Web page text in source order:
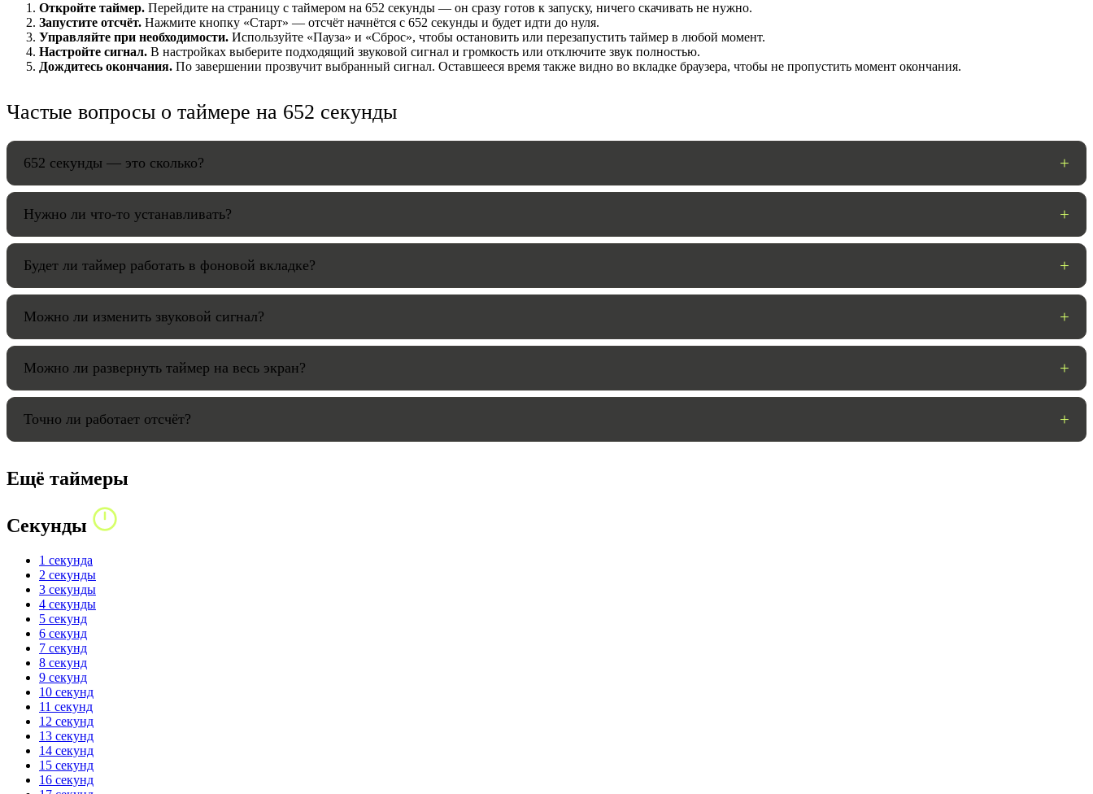
HANDY TIMERS
Откройте таймер. Перейдите на страницу с таймером на 652 секунды — он сразу готов к запуску, ничего скачивать не нужно.
Запустите отсчёт. Нажмите кнопку «Старт» — отсчёт начнётся с 652 секунды и будет идти до нуля.
Управляйте при необходимости. Используйте «Пауза» и «Сброс», чтобы остановить или перезапустить таймер в любой момент.
Настройте сигнал. В настройках выберите подходящий звуковой сигнал и громкость или отключите звук полностью.
Дождитесь окончания. По завершении прозвучит выбранный сигнал. Оставшееся время также видно во вкладке браузера, чтобы не пропустить момент окончания.
Частые вопросы о таймере на 652 секунды
652 секунды — это сколько?
Нужно ли что-то устанавливать?
Будет ли таймер работать в фоновой вкладке?
Можно ли изменить звуковой сигнал?
Можно ли развернуть таймер на весь экран?
Точно ли работает отсчёт?
Ещё таймеры
Секунды
1 секунда
2 секунды
3 секунды
4 секунды
5 секунд
6 секунд
7 секунд
8 секунд
9 секунд
10 секунд
11 секунд
12 секунд
13 секунд
14 секунд
15 секунд
16 секунд